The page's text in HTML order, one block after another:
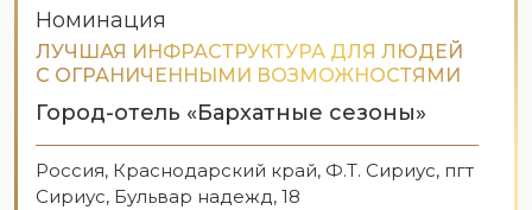
Номинация
ЛУЧШАЯ ИНФРАСТРУКТУРА ДЛЯ ЛЮДЕЙ
С ОГРАНИЧЕННЫМИ ВОЗМОЖНОСТЯМИ
Город-отель «Бархатные сезоны»
Россия, Краснодарский край, Ф.Т. Сириус, пгт
Сириус, Бульвар надежд, 18